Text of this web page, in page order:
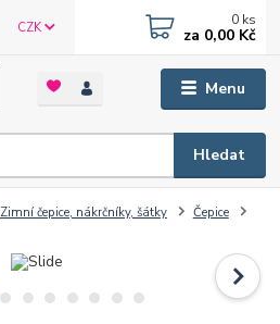
Menu
CZK
Hledat
0 ks
za 0,00 Kč
Zimní čepice, nákrčníky, šátky
Čepice